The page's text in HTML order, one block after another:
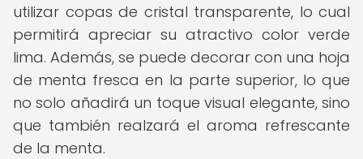
utilizar copas de cristal transparente, lo cual
permitirá apreciar su atractivo color verde
lima. Además, se puede decorar con una hoja
de menta fresca en la parte superior, lo que
no solo añadirá un toque visual elegante, sino
que también realzará el aroma refrescante
de la menta.